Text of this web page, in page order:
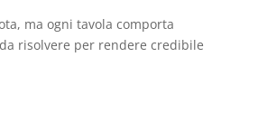
ma ogni tavola comporta
risolvere per rendere credibile